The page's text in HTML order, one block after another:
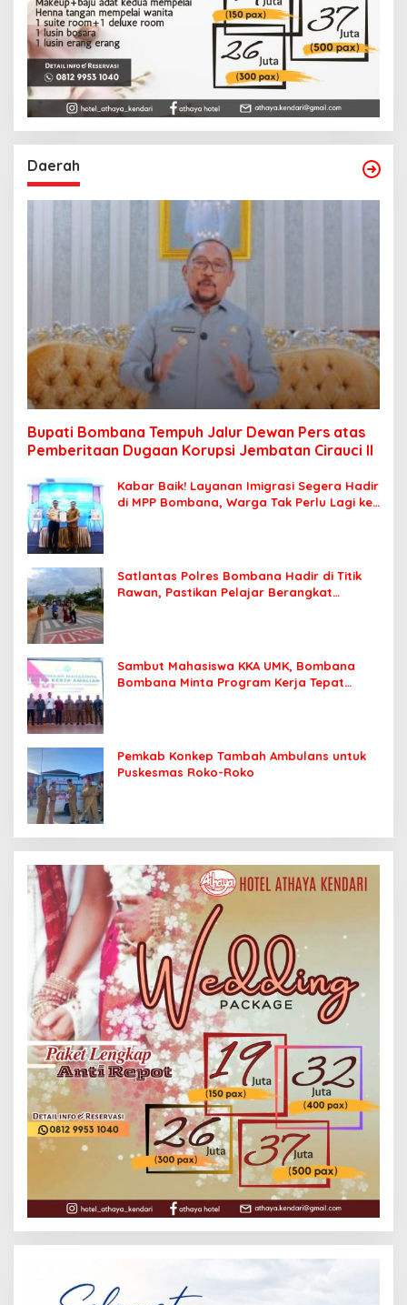
Daerah
Bupati Bombana Tempuh Jalur Dewan Pers atas
Pemberitaan Dugaan Korupsi Jembatan Cirauci II
Kabar Baik! Layanan Imigrasi Segera Hadir
di MPP Bombana, Warga Tak Perlu Lagi ke
Satlantas Polres Bombana Hadir di Titik
Rawan, Pastikan Pelajar Berangkat
Sambut Mahasiswa KKA UMK, Bombana
Bombana Minta Program Kerja Tepat
Pemkab Konkep Tambah Ambulans untuk
Puskesmas Roko-Roko